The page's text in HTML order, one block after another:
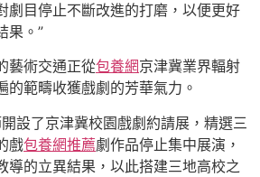
劇目停止不斷改進的打磨，以便更好
果。”
藝術交通正從包養網京津冀業界輻射
的範疇收獲戲劇的芳華氣力。
設了京津冀校園戲劇約請展，精選三
戲包養網推薦劇作品停止集中展演，
導的立異結果，以此搭建三地高校之